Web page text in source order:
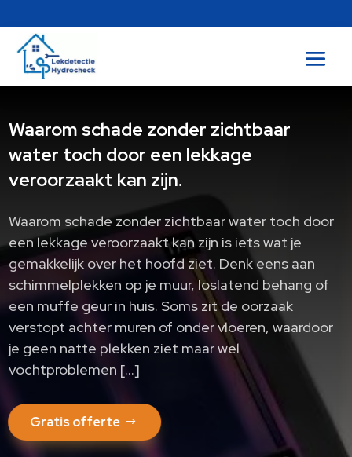
Waarom schade zonder zichtbaar
water toch door een lekkage
veroorzaakt kan zijn.
Waarom schade zonder zichtbaar water toch door
een lekkage veroorzaakt kan zijn is iets wat je
gemakkelijk over het hoofd ziet. Denk eens aan
schimmelplekken op je muur, loslatend behang of
een muffe geur in huis. Soms zit de oorzaak
verstopt achter muren of onder vloeren, waardoor
je geen natte plekken ziet maar wel
vochtproblemen […]
Gratis offerte